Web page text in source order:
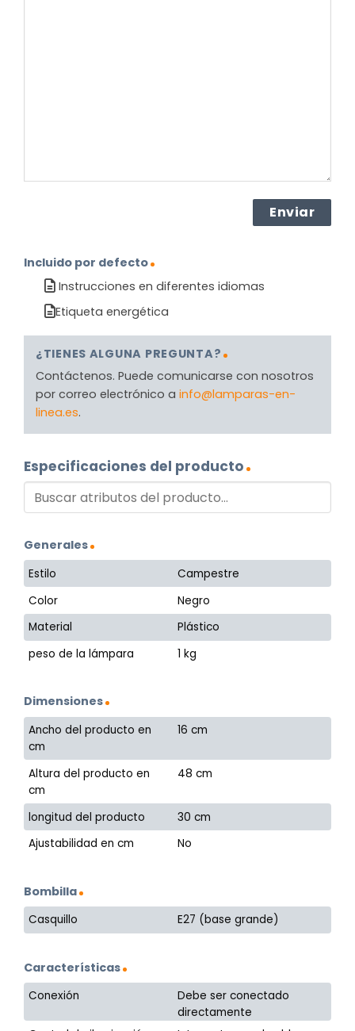
Incluido por defecto
Instrucciones en diferentes idiomas
Etiqueta energética
¿TIENES ALGUNA PREGUNTA?
Contáctenos. Puede comunicarse con nosotros
por correo electrónico a info@lamparas-en-
linea.es.
Especificaciones del producto
Generales
Estilo
Campestre
Color
Negro
Material
Plástico
peso de la lámpara
1 kg
Dimensiones
Ancho del producto en
cm
16 cm
Altura del producto en
cm
48 cm
longitud del producto
30 cm
Ajustabilidad en cm
No
Bombilla
Casquillo E27 (base grande)
Características
Conexión
Debe ser conectado
directamente